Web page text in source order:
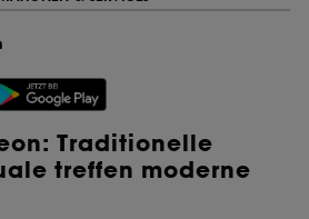
Traditionelle
treffen moderne